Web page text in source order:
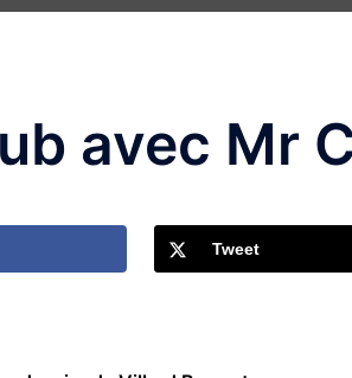
avec Mr
Tweet